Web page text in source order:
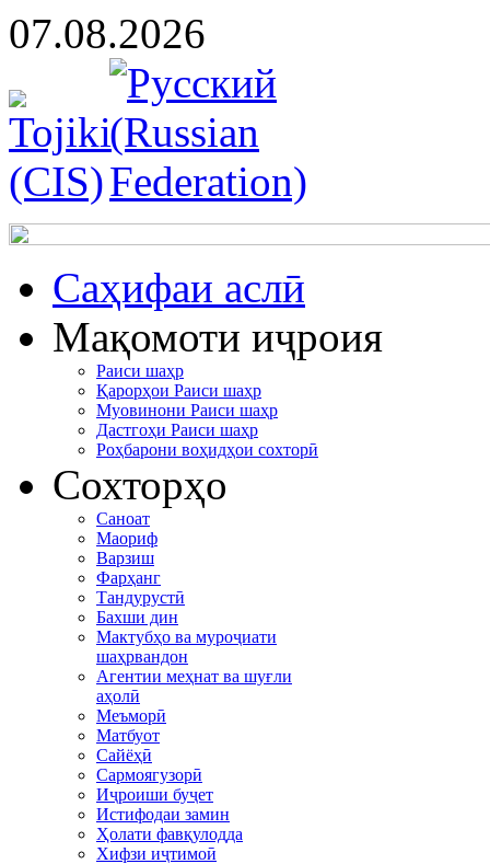
07.08.2026
Cаҳифаи аслӣ
Мақомоти иҷроия
Раиси шаҳр
Қарорҳои Раиси шаҳр
Муовинони Раиси шаҳр
Дастгоҳи Раиси шаҳр
Роҳбарони воҳидҳои сохторӣ
Сохторҳо
Саноат
Маориф
Варзиш
Фарҳанг
Тандурустӣ
Бахши дин
Мактубҳо ва муроҷиати
шаҳрвандон
Агентии меҳнат ва шуғли
аҳолӣ
Меъморӣ
Матбуот
Сайёҳӣ
Сармоягузорӣ
Иҷроиши буҷет
Истифодаи замин
Ҳолати фавқулодда
Хифзи иҷтимоӣ